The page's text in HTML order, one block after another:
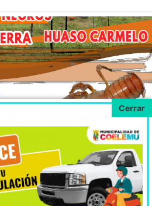
DEL CAMARÓN
MI TIERRA – LOS